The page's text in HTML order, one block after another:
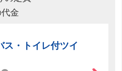
金
・トイレ付ツイ